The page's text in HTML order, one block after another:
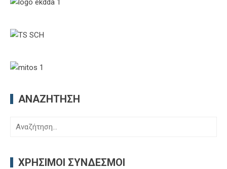
ΑΝΑΖΉΤΗΣΗ
Αναζήτηση
ΧΡΉΣΙΜΟΙ ΣΎΝΔΕΣΜΟΙ